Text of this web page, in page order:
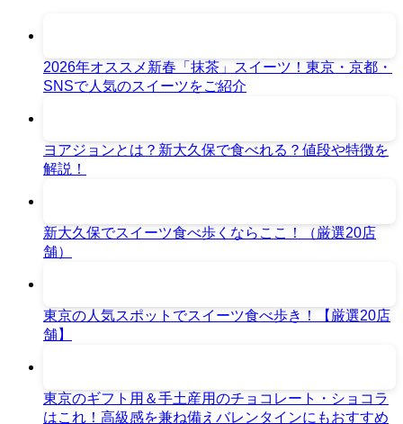
2026年オススメ新春「抹茶」スイーツ！東京・京都・
SNSで人気のスイーツをご紹介
ヨアジョンとは？新大久保で食べれる？値段や特徴を
解説！
新大久保でスイーツ食べ歩くならここ！（厳選20店
舗）
東京の人気スポットでスイーツ食べ歩き！【厳選20店
舗】
東京のギフト用＆手土産用のチョコレート・ショコラ
はこれ！高級感を兼ね備えバレンタインにもおすすめ